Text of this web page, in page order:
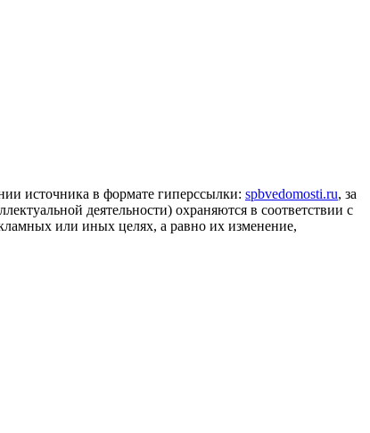
источника в формате гиперссылки: spbvedomosti.ru, за
деятельности) охраняются в соответствии с
или иных целях, а равно их изменение,